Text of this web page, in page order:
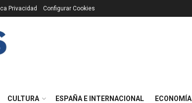
Privacidad Configurar Cookies
CULTURA ESPAÑA E INTERNACIONAL ECONOMÍA